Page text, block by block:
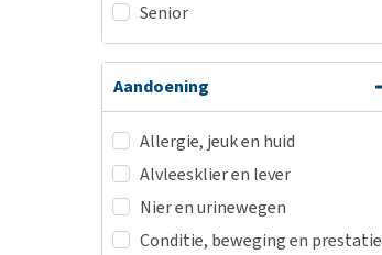
Senior
Aandoening
Allergie, jeuk en huid
Alvleesklier en lever
Nier en urinewegen
Conditie, beweging en prestatie